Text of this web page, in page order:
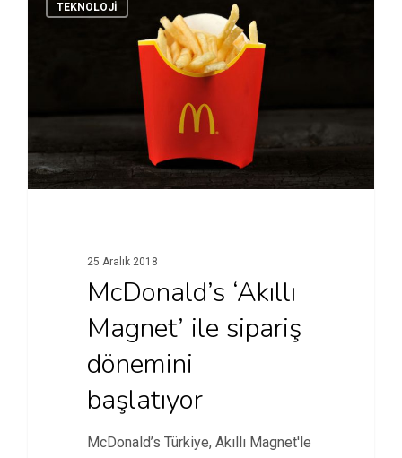
TEKNOLOJI
25 Aralık 2018
McDonald’s ‘Akıllı
Magnet’ ile sipariş
dönemini
başlatıyor
McDonald’s Türkiye, Akıllı Magnet'le